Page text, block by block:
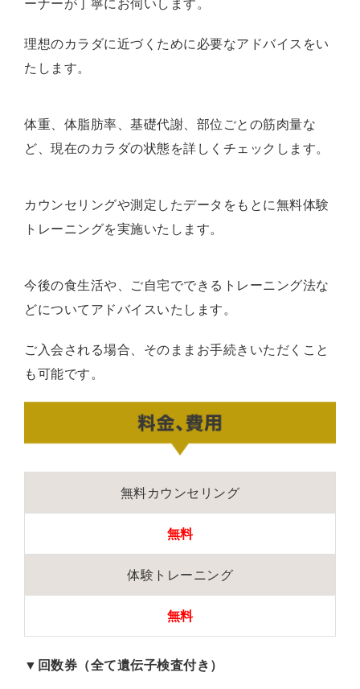
理想のカラダに近づくために必要なアドバイスをい
たします。
体重、体脂肪率、基礎代謝、部位ごとの筋肉量な
ど、現在のカラダの状態を詳しくチェックします。
カウンセリングや測定したデータをもとに無料体験
トレーニングを実施いたします。
今後の食生活や、ご自宅でできるトレーニング法な
どについてアドバイスいたします。
ご入会される場合、そのままお手続きいただくこと
も可能です。
無料カウンセリング
無料
体験トレーニング
無料
▼回数券（全て遺伝子検査付き）